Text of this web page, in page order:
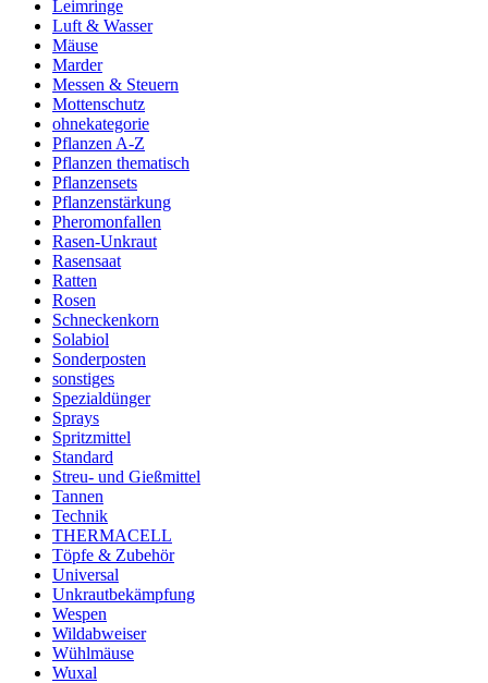
Leimringe
Luft & Wasser
Mäuse
Marder
Messen & Steuern
Mottenschutz
ohnekategorie
Pflanzen A-Z
Pflanzen thematisch
Pflanzensets
Pflanzenstärkung
Pheromonfallen
Rasen-Unkraut
Rasensaat
Ratten
Rosen
Schneckenkorn
Solabiol
Sonderposten
sonstiges
Spezialdünger
Sprays
Spritzmittel
Standard
Streu- und Gießmittel
Tannen
Technik
THERMACELL
Töpfe & Zubehör
Universal
Unkrautbekämpfung
Wespen
Wildabweiser
Wühlmäuse
Wuxal